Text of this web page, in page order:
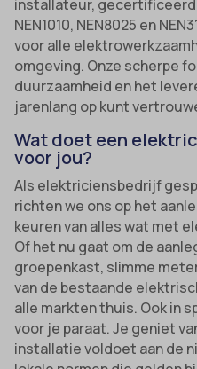
installateur,
NEN1010, NEN8025 en
voor alle
omgeving. Onze scherpe
duurzaamheid en het
jarenlang op kunt
Wat doet een
voor jou?
Als elektriciensbedrijf
richten we ons op het
keuren van alles wat met
Of het nu gaat om de
groepenkast, slimme
van de bestaande
alle markten thuis. Ook in
voor je paraat. Je geniet
installatie voldoet aan de